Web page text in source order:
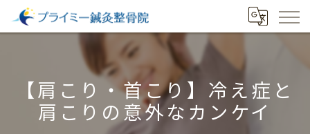
【肩こり・首こり】冷え症と
肩こりの意外なカンケイ